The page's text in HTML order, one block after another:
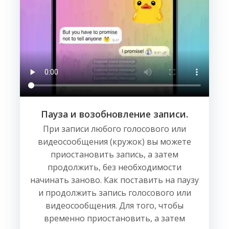
Пауза и возобновление записи.
При записи любого голосового или
видеосообщения (кружок) вы можете
приостановить запись, а затем
продолжить, без необходимости
начинать заново. Как поставить на паузу
и продолжить запись голосового или
видеосообщения. Для того, чтобы
временно приостановить, а затем